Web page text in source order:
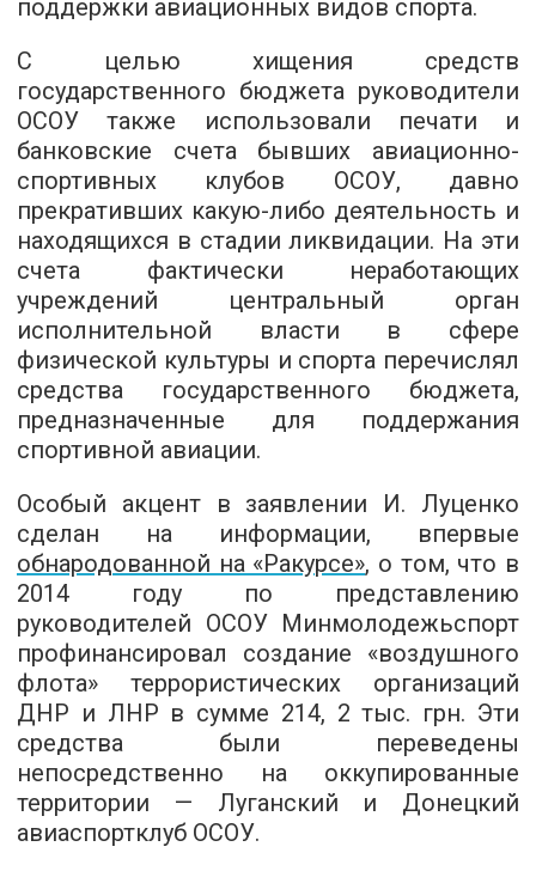
поддержки авиационных видов спорта.
С целью хищения средств
государственного бюджета руководители
ОСОУ также использовали печати и
банковские счета бывших авиационно-
спортивных клубов ОСОУ, давно
прекративших какую-либо деятельность и
находящихся в стадии ликвидации. На эти
счета фактически неработающих
учреждений центральный орган
исполнительной власти в сфере
физической культуры и спорта перечислял
средства государственного бюджета,
предназначенные для поддержания
спортивной авиации.
Особый акцент в заявлении И. Луценко
сделан на информации, впервые
обнародованной на «Ракурсе», о том, что в
2014 году по представлению
руководителей ОСОУ Минмолодежьспорт
профинансировал создание «воздушного
флота» террористических организаций
ДНР и ЛНР в сумме 214, 2 тыс. грн. Эти
средства были переведены
непосредственно на оккупированные
территории — Луганский и Донецкий
авиаспортклуб ОСОУ.